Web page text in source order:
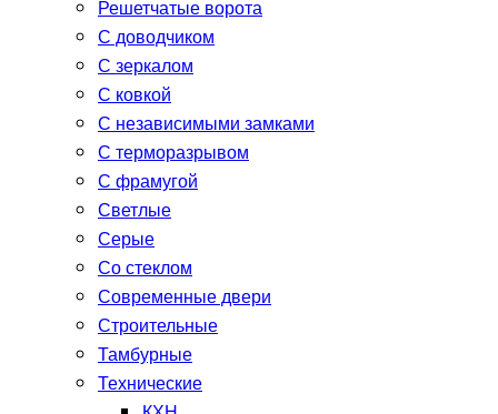
Решетчатые ворота
С доводчиком
С зеркалом
С ковкой
С независимыми замками
С терморазрывом
С фрамугой
Светлые
Серые
Со стеклом
Современные двери
Строительные
Тамбурные
Технические